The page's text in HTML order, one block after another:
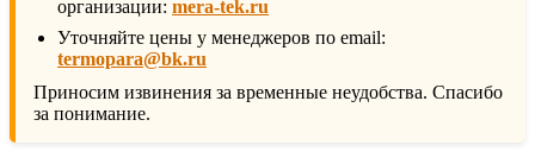
организации: mera-tek.ru
Уточняйте цены у менеджеров по email:
termopara@bk.ru
Приносим извинения за временные неудобства. Спасибо
за понимание.